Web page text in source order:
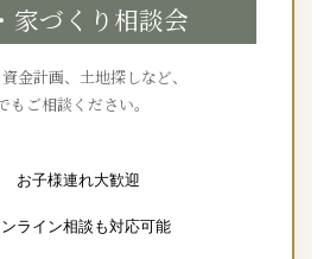
家づくり相談会
金計画、土地探しなど、
もご相談ください。
お子様連れ大歓迎
ライン相談も対応可能